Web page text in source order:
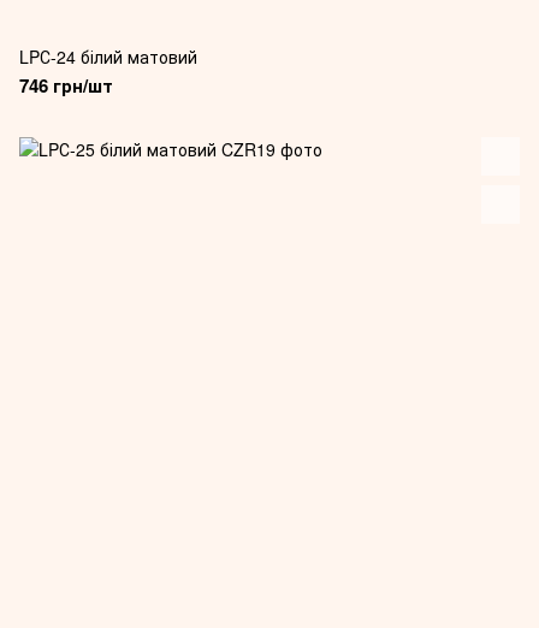
LPС-24 білий матовий
746 грн/шт